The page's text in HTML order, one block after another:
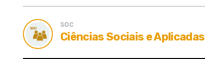
Ícone SOC
Ciências Sociais e Aplicadas